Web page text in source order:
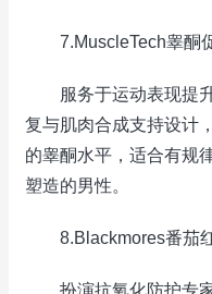
7.MuscleTech睾酮
服务于运动表现提升
复与肌肉合成支持设计
的睾酮水平，适合有规
塑造的男性。
8.Blackmores番茄
扮演抗氧化防护专家